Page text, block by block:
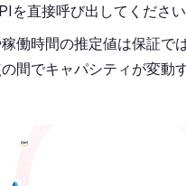
を直接呼び出してください
働時間の推定値は保証で
間でキャパシティが変動